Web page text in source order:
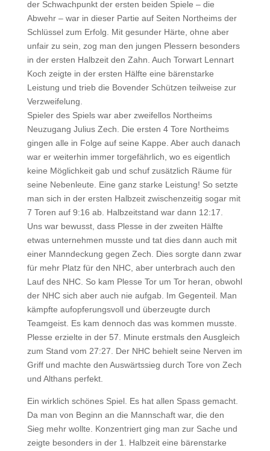
der Schwachpunkt der ersten beiden Spiele – die
Abwehr – war in dieser Partie auf Seiten Northeims der
Schlüssel zum Erfolg. Mit gesunder Härte, ohne aber
unfair zu sein, zog man den jungen Plessern besonders
in der ersten Halbzeit den Zahn. Auch Torwart Lennart
Koch zeigte in der ersten Hälfte eine bärenstarke
Leistung und trieb die Bovender Schützen teilweise zur
Verzweifelung.
Spieler des Spiels war aber zweifellos Northeims
Neuzugang Julius Zech. Die ersten 4 Tore Northeims
gingen alle in Folge auf seine Kappe. Aber auch danach
war er weiterhin immer torgefährlich, wo es eigentlich
keine Möglichkeit gab und schuf zusätzlich Räume für
seine Nebenleute. Eine ganz starke Leistung! So setzte
man sich in der ersten Halbzeit zwischenzeitig sogar mit
7 Toren auf 9:16 ab. Halbzeitstand war dann 12:17.
Uns war bewusst, dass Plesse in der zweiten Hälfte
etwas unternehmen musste und tat dies dann auch mit
einer Manndeckung gegen Zech. Dies sorgte dann zwar
für mehr Platz für den NHC, aber unterbrach auch den
Lauf des NHC. So kam Plesse Tor um Tor heran, obwohl
der NHC sich aber auch nie aufgab. Im Gegenteil. Man
kämpfte aufopferungsvoll und überzeugte durch
Teamgeist. Es kam dennoch das was kommen musste.
Plesse erzielte in der 57. Minute erstmals den Ausgleich
zum Stand vom 27:27. Der NHC behielt seine Nerven im
Griff und machte den Auswärtssieg durch Tore von Zech
und Althans perfekt.
Ein wirklich schönes Spiel. Es hat allen Spass gemacht.
Da man von Beginn an die Mannschaft war, die den
Sieg mehr wollte. Konzentriert ging man zur Sache und
zeigte besonders in der 1. Halbzeit eine bärenstarke